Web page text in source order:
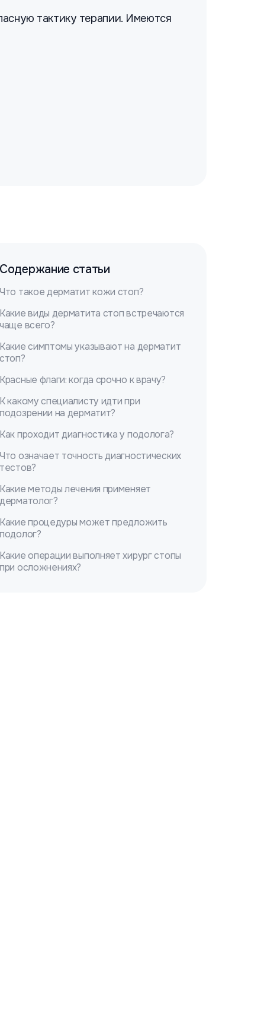
тактику терапии. Имеются
Содержание статьи
Что такое дерматит кожи стоп?
Какие виды дерматита стоп встречаются
чаще всего?
Какие симптомы указывают на дерматит
стоп?
Красные флаги: когда срочно к врачу?
К какому специалисту идти при
подозрении на дерматит?
Как проходит диагностика у подолога?
Что означает точность диагностических
тестов?
Какие методы лечения применяет
дерматолог?
Какие процедуры может предложить
подолог?
Какие операции выполняет хирург стопы
при осложнениях?